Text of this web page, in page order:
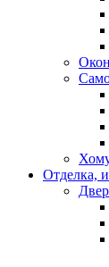
Отделка,